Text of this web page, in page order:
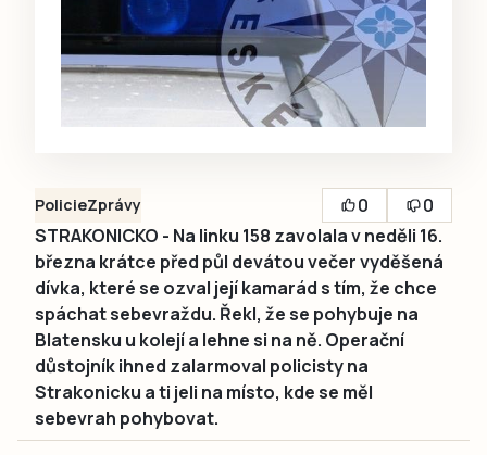
PolicieZprávy 0
0
STRAKONICKO - Na linku 158 zavolala v neděli 16.
března krátce před půl devátou večer vyděšená
dívka, které se ozval její kamarád s tím, že chce
spáchat sebevraždu. Řekl, že se pohybuje na
Blatensku u kolejí a lehne si na ně. Operační
důstojník ihned zalarmoval policisty na
Strakonicku a ti jeli na místo, kde se měl
sebevrah pohybovat.